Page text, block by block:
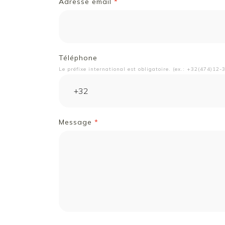
Téléphone
Le préfixe international est obligatoire. (ex.: +32(474)12-
Message *